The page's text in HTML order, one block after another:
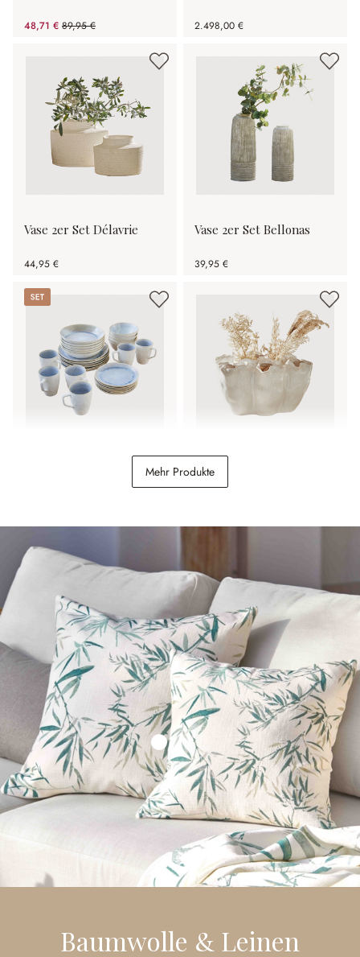
48,71 € 89,95 €
(45.85% gespart) 2.498,00 €
Vase 2er Set Délavrie
44,95 €
Vase 2er Set Bellonas
39,95 €
Set
Vase Rovinia
Mehr Produkte
Baumwolle & Leinen